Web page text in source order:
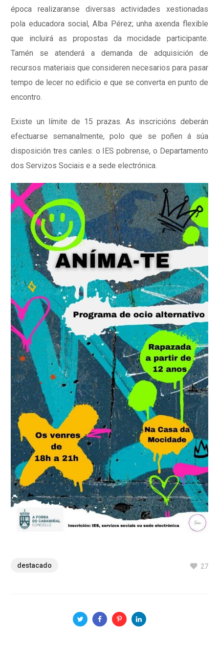
época realizaranse diversas actividades xestionadas
pola educadora social, Alba Pérez; unha axenda flexible
que incluirá as propostas da mocidade participante.
Tamén se atenderá a demanda de adquisición de
recursos materiais que consideren necesarios para pasar
tempo de lecer no edificio e que se converta en punto de
encontro.
Existe un límite de 15 prazas. As inscricións deberán
efectuarse semanalmente, polo que se poñen á súa
disposición tres canles: o IES pobrense, o Departamento
dos Servizos Sociais e a sede electrónica.
destacado 27